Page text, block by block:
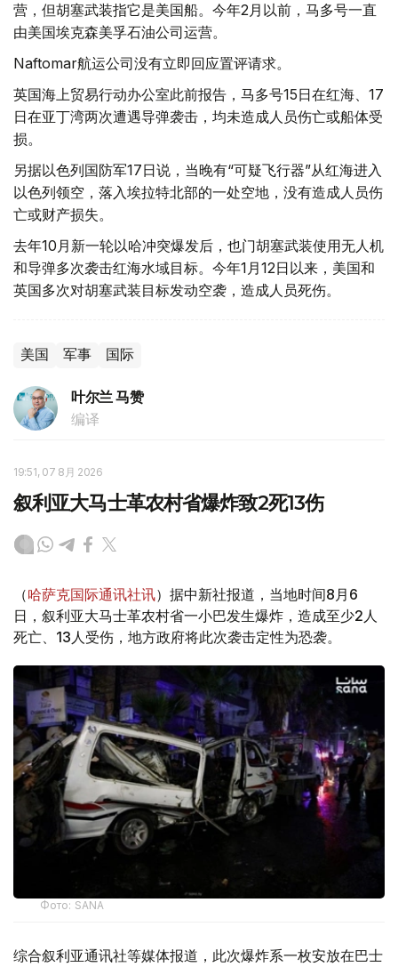
营，但胡塞武装指它是美国船。今年2月以前，马多号一直
由美国埃克森美孚石油公司运营。
Naftomar航运公司没有立即回应置评请求。
英国海上贸易行动办公室此前报告，马多号15日在红海、17
日在亚丁湾两次遭遇导弹袭击，均未造成人员伤亡或船体受
损。
另据以色列国防军17日说，当晚有“可疑飞行器”从红海进入
以色列领空，落入埃拉特北部的一处空地，没有造成人员伤
亡或财产损失。
去年10月新一轮以哈冲突爆发后，也门胡塞武装使用无人机
和导弹多次袭击红海水域目标。今年1月12日以来，美国和
英国多次对胡塞武装目标发动空袭，造成人员死伤。
美国 军事 国际
叶尔兰 马赞
编译
19:51, 07 8月 2026
叙利亚大马士革农村省爆炸致2死13伤
（哈萨克国际通讯社讯）据中新社报道，当地时间8月6
日，叙利亚大马士革农村省一小巴发生爆炸，造成至少2人
死亡、13人受伤，地方政府将此次袭击定性为恐袭。
Фото: SANA
综合叙利亚通讯社等媒体报道，此次爆炸系一枚安放在巴士